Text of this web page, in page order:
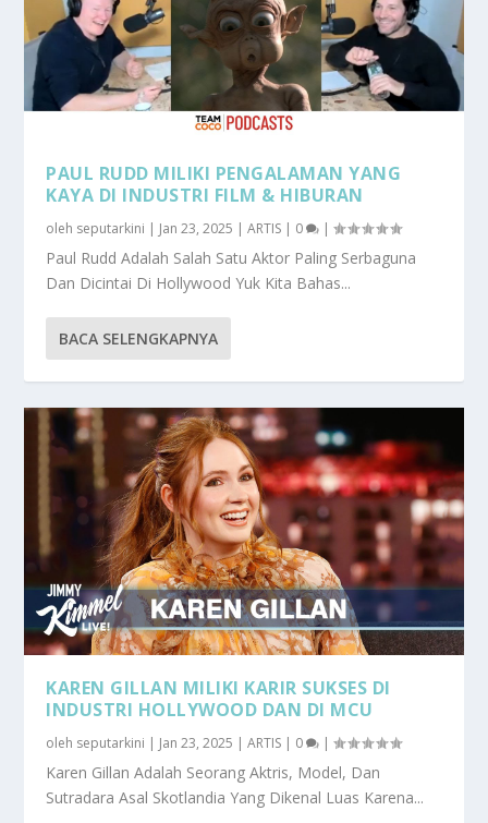
PAUL RUDD MILIKI PENGALAMAN YANG
KAYA DI INDUSTRI FILM & HIBURAN
oleh seputarkini | Jan 23, 2025 |ARTIS | 0 |
Paul Rudd Adalah Salah Satu Aktor Paling Serbaguna
Dan Dicintai Di Hollywood Yuk Kita Bahas...
BACA SELENGKAPNYA
KAREN GILLAN MILIKI KARIR SUKSES DI
INDUSTRI HOLLYWOOD DAN DI MCU
oleh seputarkini | Jan 23, 2025 |ARTIS | 0 |
Karen Gillan Adalah Seorang Aktris, Model, Dan
Sutradara Asal Skotlandia Yang Dikenal Luas Karena...